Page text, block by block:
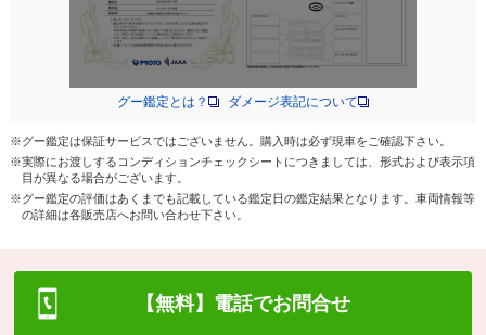
グー鑑定とは？ ダメージ表記について
※グー鑑定は保証サービスではございません。購入時は必ず現車をご確認下さい。
※実際にお渡しするコンディションチェックシートにつきましては、形式および表示項
目が異なる場合がございます。
※グー鑑定の評価はあくまでも記載している鑑定日の鑑定結果となります。車両情報等
の詳細は各販売店へお問い合わせ下さい。
【無料】電話でお問合せ